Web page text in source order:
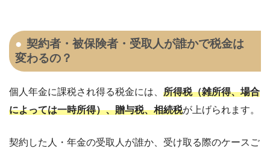
契約者・被保険者・受取人が誰かで税金は
変わるの？
個人年金に課税され得る税金には、 所得税（雑所得、場合
によっては一時所得）、贈与税、相続税が上げられます。
契約した人・年金の受取人が誰か、受け取る際のケースご